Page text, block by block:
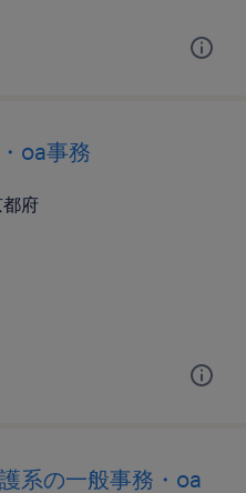
oa事務
府
系の一般事務・oa